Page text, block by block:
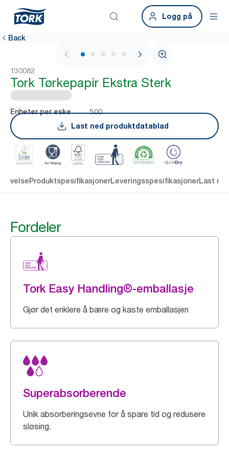
Logg på
Back
1 / 5
130082
Tork Tørkepapir Ekstra Sterk
Enheter per eske
500
Last ned produktdatablad
ProduktspesifikasjonerLeveringsspesifikasjonerLast
Fordeler
Tork Easy Handling®-emballasje
Gjør det enklere å bære og kaste emballasjen
Superabsorberende
Unik absorberingsevne for å spare tid og redusere
sløsing.